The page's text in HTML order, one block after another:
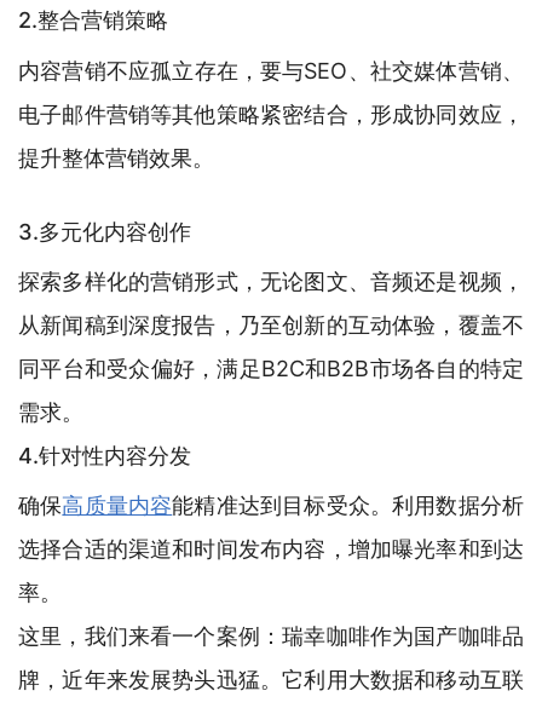
2.整合营销策略
内容营销不应孤立存在，要与SEO、社交媒体营销、
电子邮件营销等其他策略紧密结合，形成协同效应，
提升整体营销效果。
3.多元化内容创作
探索多样化的营销形式，无论图文、音频还是视频，
从新闻稿到深度报告，乃至创新的互动体验，覆盖不
同平台和受众偏好，满足B2C和B2B市场各自的特定
需求。
4.针对性内容分发
确保高质量内容能精准达到目标受众。利用数据分析
选择合适的渠道和时间发布内容，增加曝光率和到达
率。
这里，我们来看一个案例：瑞幸咖啡作为国产咖啡品
牌，近年来发展势头迅猛。它利用大数据和移动互联